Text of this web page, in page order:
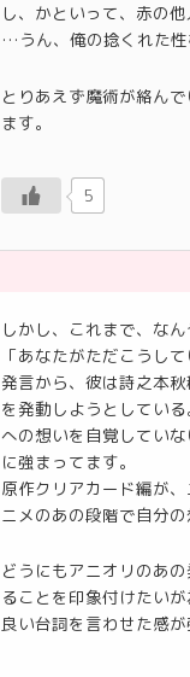
し、かといって、赤の
…うん、俺の捻くれた
とりあえず魔術が絡ん
ます。
5
しかし、これまで、な
「あなたがただこうし
発言から、彼は詩之本
を発動しようとしてい
への想いを自覚してい
に強まってます。
原作クリアカード編が
ニメのあの段階で自分
どうにもアニオリのあ
ることを印象付けたい
良い台詞を言わせた感